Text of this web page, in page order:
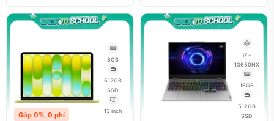
Góp 0%, 0 phí
8GB
512GB
SSD
13 inch
i7 -
13650HX
16GB
512GB
SSD